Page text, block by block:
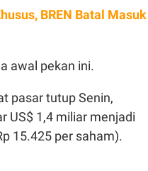
BREN Batal Masuk
awal pekan ini.
pasar tutup Senin,
US$ 1,4 miliar menjadi
15.425 per saham).